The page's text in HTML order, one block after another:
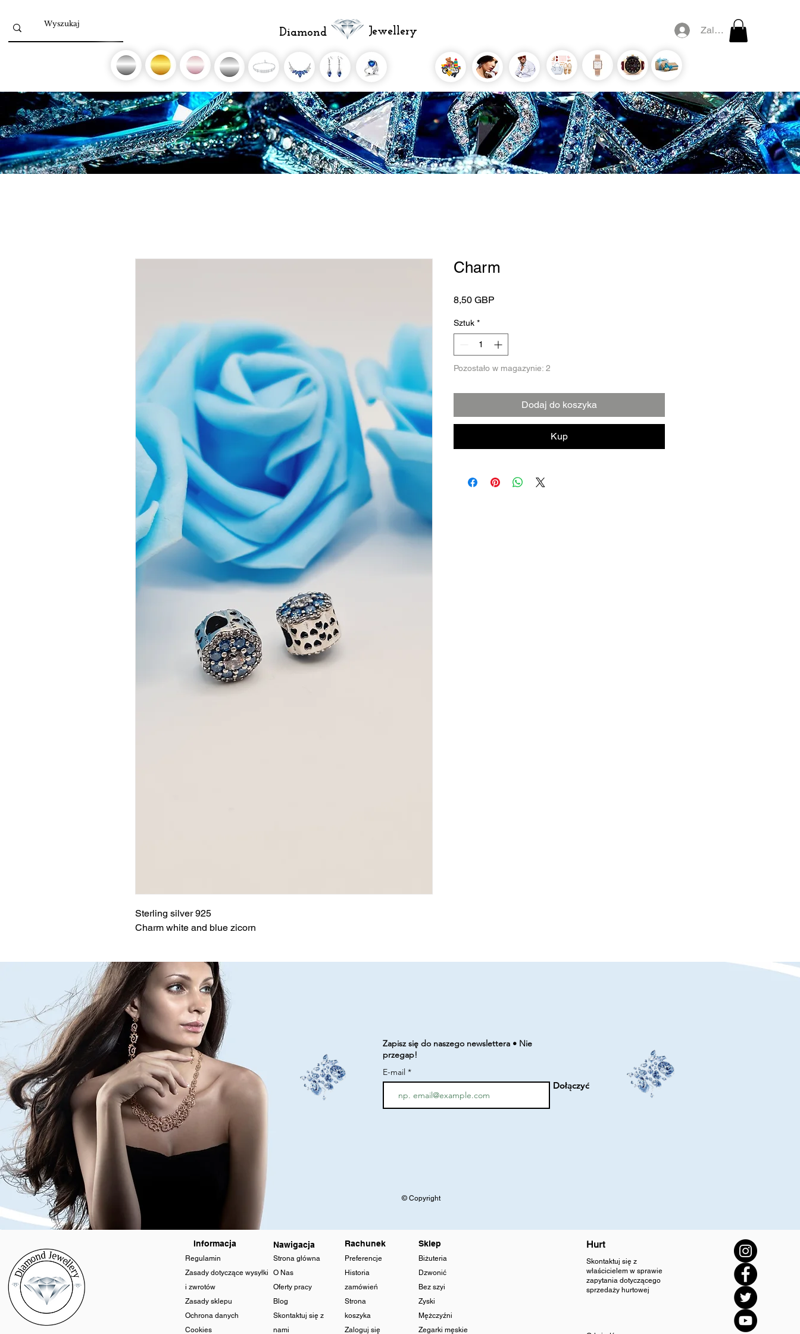
Diamond Jewellery Zaloguj się
Sterling silver 925
Charm white and blue zicorn
Charm
8,50 GBP
Sztuk *
Pozostało w magazynie: 2
Dodaj do koszyka
Kup
Zapisz się do naszego newslettera • Nie
przegap!
E-mail
Dołączyć
© Copyright
Informacja
Regulamin
Zasady dotyczące wysyłki
i zwrotów
Zasady sklepu
Ochrona danych
Cookies
Nawigacja
Strona główna
O Nas
Oferty pracy
Blog
Skontaktuj się z
nami
Rachunek
Preferencje
Historia
zamówień
Strona
koszyka
Zaloguj się
Sklep
Biżuteria
Dzwonić
Bez szyi
Zyski
Mężczyźni
Zegarki męskie
Hurt
Skontaktuj się z
właścicielem w sprawie
zapytania dotyczącego
sprzedaży hurtowej